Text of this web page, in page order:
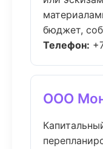
бюджет,
Телефон:
ООО